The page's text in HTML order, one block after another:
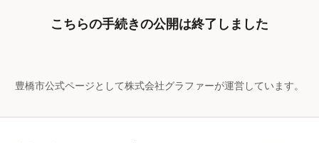
こちらの手続きの公開は終了しました
豊橋市公式ページとして株式会社グラファーが運営しています。